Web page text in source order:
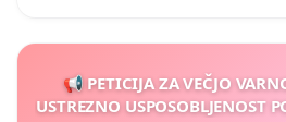
📢 PETICIJA ZA VEČJO
USTREZNO USPOSOBLJENOST